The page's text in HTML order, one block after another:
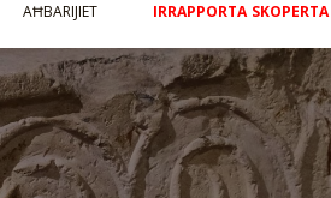
AĦBARIJIET IRRAPPORTA SKOPERTA